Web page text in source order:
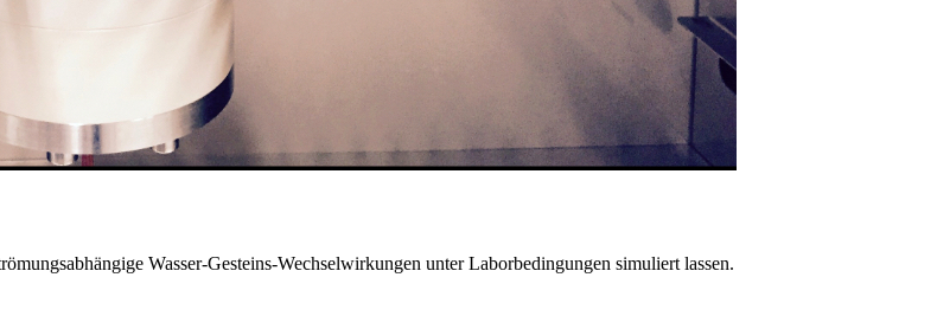
Wasser-Gesteins-Wechselwirkungen unter Laborbedingungen simuliert lassen.